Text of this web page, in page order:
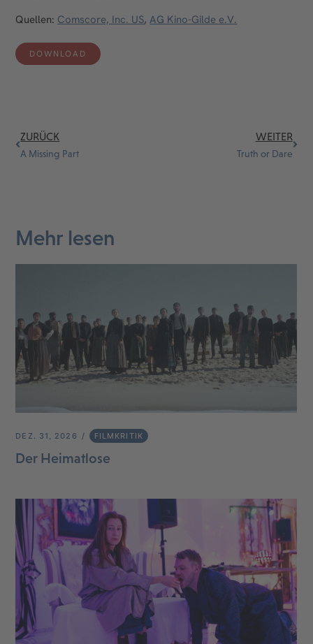
Quellen: Comscore, Inc. US,AG Kino-Gilde e.V.
DOWNLOAD
ZURÜCK
A Missing Part
WEITER
Truth or Dare
Mehr lesen
DEZ. 31, 2026 FILMKRITIK
Der Heimatlose